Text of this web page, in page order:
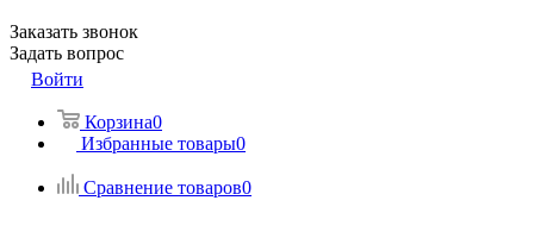
Заказать звонок
Задать вопрос
Войти
Корзина0
Избранные товары0
Сравнение товаров0